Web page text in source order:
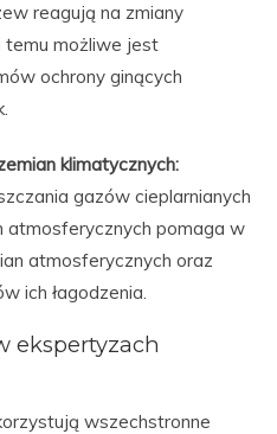
reagują na zmiany
temu możliwe jest
ochrony ginących
klimatycznych:
gazów cieplarnianych
atmosferycznych pomaga w
atmosferycznych oraz
ich łagodzenia.
ekspertyzach
wszechstronne